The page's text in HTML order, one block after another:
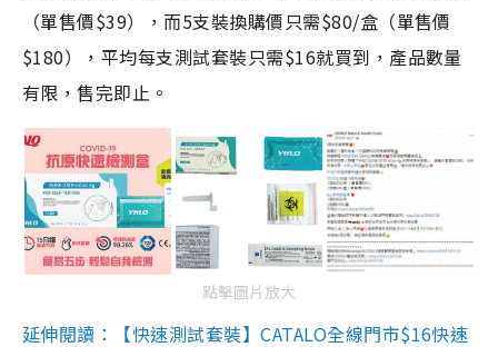
（單售價$39），而5支裝換購價只需$80/盒（單售價
$180），平均每支測試套裝只需$16就買到，產品數量
有限，售完即止。
點擊圖片放大
延伸閱讀：【快速測試套裝】CATALO全線門市$16快速